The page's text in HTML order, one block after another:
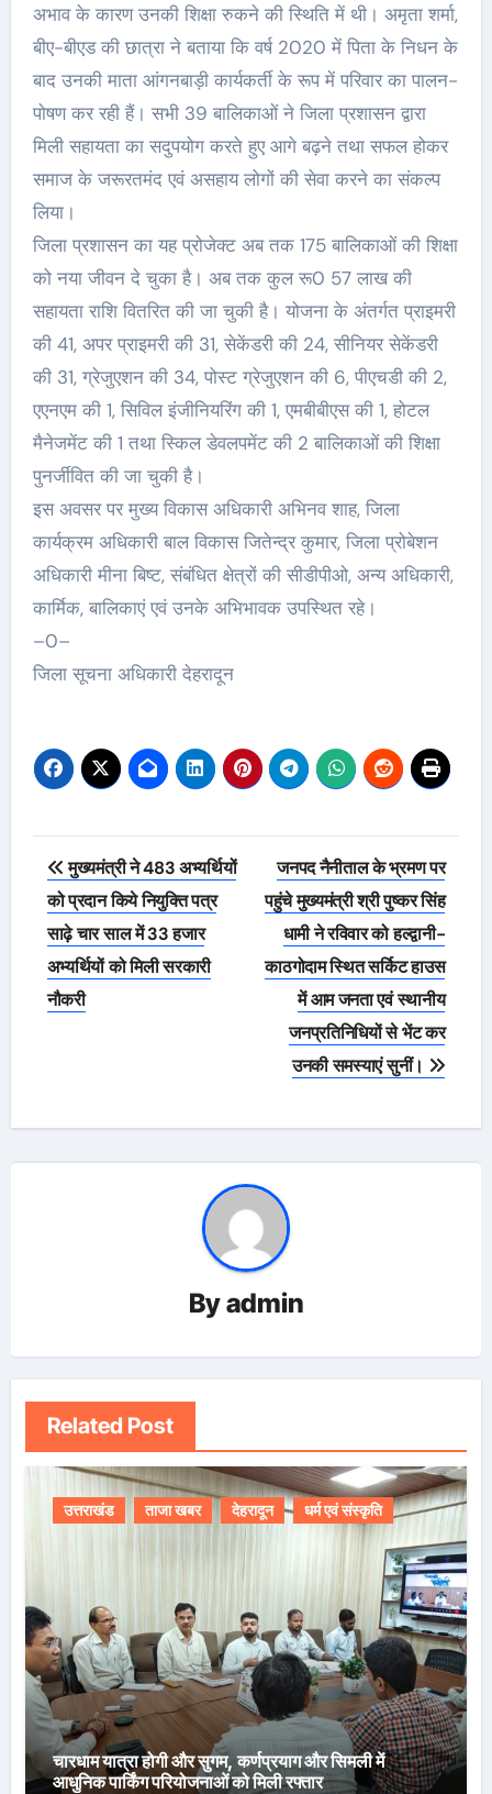
अभाव के कारण उनकी शिक्षा रुकने की स्थिति में थी। अमृता शर्मा,
बीए-बीएड की छात्रा ने बताया कि वर्ष 2020 में पिता के निधन के
बाद उनकी माता आंगनबाड़ी कार्यकर्ती के रूप में परिवार का पालन-
पोषण कर रही हैं। सभी 39 बालिकाओं ने जिला प्रशासन द्वारा
मिली सहायता का सदुपयोग करते हुए आगे बढ़ने तथा सफल होकर
समाज के जरूरतमंद एवं असहाय लोगों की सेवा करने का संकल्प
लिया।
जिला प्रशासन का यह प्रोजेक्ट अब तक 175 बालिकाओं की शिक्षा
को नया जीवन दे चुका है। अब तक कुल रू0 57 लाख की
सहायता राशि वितरित की जा चुकी है। योजना के अंतर्गत प्राइमरी
की 41, अपर प्राइमरी की 31, सेकेंडरी की 24, सीनियर सेकेंडरी
की 31, ग्रेजुएशन की 34, पोस्ट ग्रेजुएशन की 6, पीएचडी की 2,
एएनएम की 1, सिविल इंजीनियरिंग की 1, एमबीबीएस की 1, होटल
मैनेजमेंट की 1 तथा स्किल डेवलपमेंट की 2 बालिकाओं की शिक्षा
पुनर्जीवित की जा चुकी है।
इस अवसर पर मुख्य विकास अधिकारी अभिनव शाह, जिला
कार्यक्रम अधिकारी बाल विकास जितेन्द्र कुमार, जिला प्रोबेशन
अधिकारी मीना बिष्ट, संबंधित क्षेत्रों की सीडीपीओ, अन्य अधिकारी,
कार्मिक, बालिकाएं एवं उनके अभिभावक उपस्थित रहे।
–0–
जिला सूचना अधिकारी देहरादून
Post
navigation
मुख्यमंत्री ने 483 अभ्यर्थियों
को प्रदान किये नियुक्ति पत्र
साढ़े चार साल में 33 हजार
अभ्यर्थियों को मिली सरकारी
नौकरी
जनपद नैनीताल के भ्रमण पर
पहुंचे मुख्यमंत्री श्री पुष्कर सिंह
धामी ने रविवार को हल्द्वानी-
काठगोदाम स्थित सर्किट हाउस
में आम जनता एवं स्थानीय
जनप्रतिनिधियों से भेंट कर
उनकी समस्याएं सुनीं।
Byadmin
Related Post
उत्तराखंड ताजा खबर देहरादून धर्म एवं संस्कृति
चारधाम यात्रा होगी और सुगम, कर्णप्रयाग और सिमली में
आधुनिक पार्किंग परियोजनाओं को मिली रफ्तार